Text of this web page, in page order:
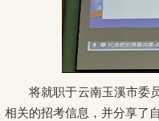
将就职于云南玉溪市委
相关的招考信息，并分享了